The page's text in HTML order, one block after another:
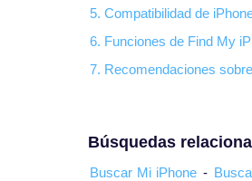
5. Compatibilidad de
6. Funciones de Find My
7. Recomendaciones
Búsquedas
Buscar Mi iPhone -